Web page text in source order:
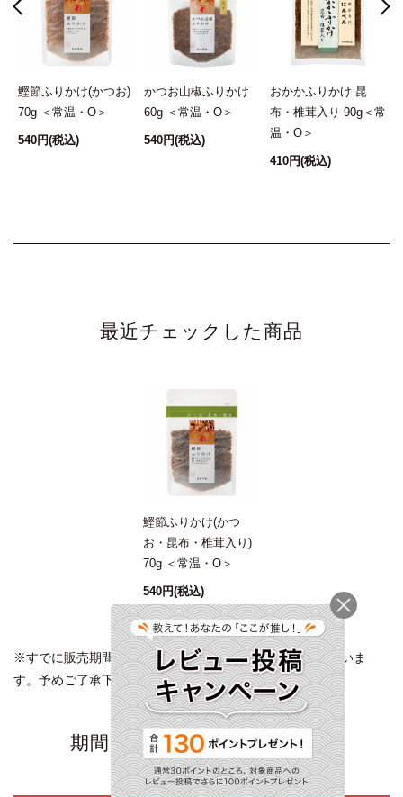
鰹節ふりかけ(かつお)
70g ＜常温・O＞
540円(税込)
かつお山椒ふりかけ
60g ＜常温・O＞
540円(税込)
おかかふりかけ 昆
布・椎茸入り 90g＜常
温・O＞
410円(税込)
最近チェックした商品
鰹節ふりかけ(かつ
お・昆布・椎茸入り)
70g ＜常温・O＞
540円(税込)
※すでに販売期間が終了した商品が表示される場合がございま
す。予めご了承下さい。
期間限定キャンペーン・特集